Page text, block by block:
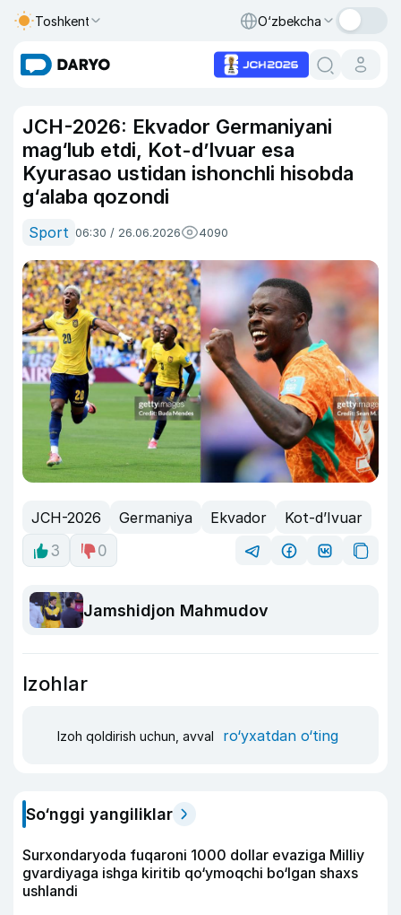
Toshkent O‘zbekcha
JCH-2026: Ekvador Germaniyani
mag‘lub etdi, Kot-d’Ivuar esa
Kyurasao ustidan ishonchli hisobda
g‘alaba qozondi
Sport 06:30 / 26.06.2026 4090
JCH-2026 Germaniya Ekvador
Kot-d’Ivuar
3
0
Jamshidjon Mahmudov
Izohlar
Izoh qoldirish uchun, avval ro‘yxatdan o‘ting
So‘nggi yangiliklar
Surxondaryoda fuqaroni 1000 dollar evaziga Milliy
gvardiyaga ishga kiritib qo‘ymoqchi bo‘lgan shaxs
ushlandi